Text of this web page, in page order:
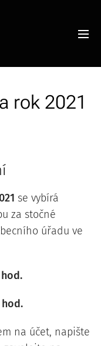
rok 2021
se vybírá
za stočné
úřadu ve
hod.
na účet, napište